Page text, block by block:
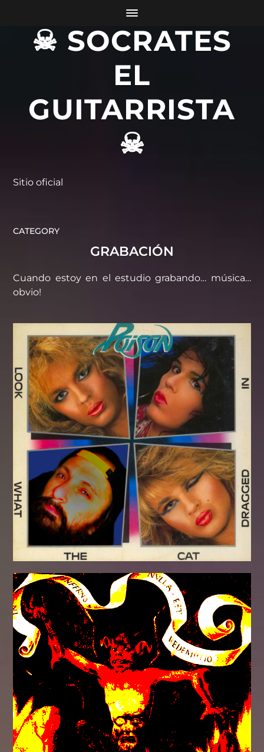
☠ SOCRATES
EL
GUITARRISTA
☠
Sitio oficial
CATEGORY
GRABACIÓN
Cuando estoy en el estudio grabando… música…
obvio!